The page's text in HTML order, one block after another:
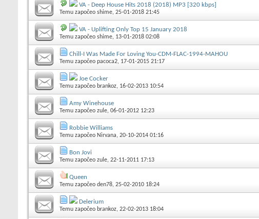
VA - Deep House Hits 2018 (2018) MP3 [320 kbps]
Temu započeo shime, 25-01-2018 21:45
VA - Uplifting Only Top 15 January 2018
Temu započeo shime, 13-01-2018 02:08
Chill-I Was Made For Loving You-CDM-FLAC-1994-MAHOU
Temu započeo pacoca2, 17-01-2015 21:17
Joe Cocker
Temu započeo brankoz, 16-02-2013 10:54
Amy Winehouse
Temu započeo zule, 06-01-2012 12:23
Robbie Williams
Temu započeo Nirvana, 20-10-2014 01:16
Bon Jovi
Temu započeo zule, 22-11-2011 17:13
Queen
Temu započeo den78, 25-02-2010 18:24
Delerium
Temu započeo brankoz, 22-02-2013 18:04